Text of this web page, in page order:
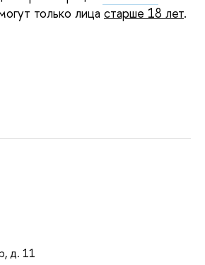
только лица старше 18 лет.
д. 11